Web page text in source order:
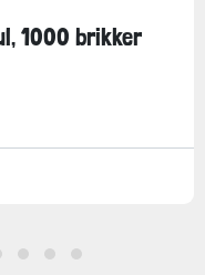
1000 brikker